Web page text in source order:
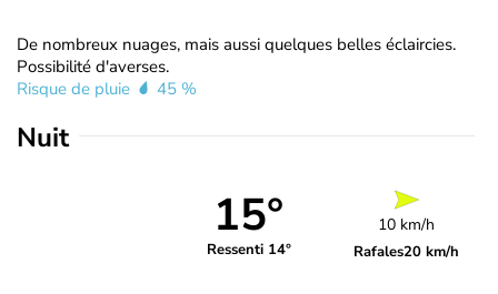
De nombreux nuages, mais aussi quelques belles éclaircies.
Possibilité d'averses.
Risque de pluie
45 %
Nuit
15°
Ressenti 14°
10 km/h
Rafales20 km/h